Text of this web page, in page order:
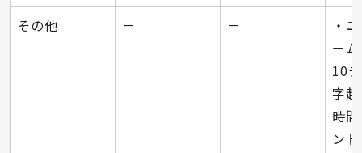
その他
－ －
・
ー
10
字
時
ント